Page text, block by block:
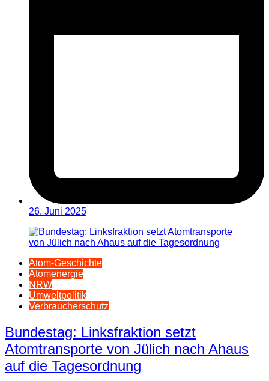
26. Juni 2025
Atom-Geschichte
Atomenergie
NRW
Umweltpolitik
Verbraucherschutz
Bundestag: Linksfraktion setzt
Atomtransporte von Jülich nach Ahaus
auf die Tagesordnung